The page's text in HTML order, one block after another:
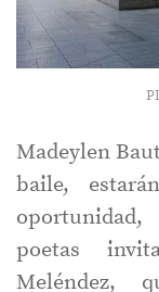
Madeylen
baile,
oportunidad,
poetas
Meléndez,